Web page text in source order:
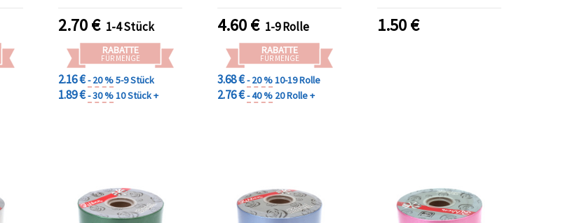
2.70€ 1-4 Stück
RABATTE
FÜR MENGE
2.16 €- 20 %5-9 Stück
1.89 €- 30 %10 Stück +
festliche Deko
4.60€ 1-9 Rolle
RABATTE
FÜR MENGE
3.68 €- 20 %10-19 Rolle
2.76 €- 40 % 20 Rolle +
1.50€